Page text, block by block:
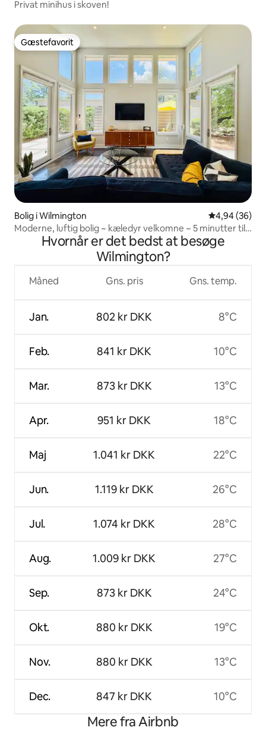
Privat minihus i skoven!
Gæstefavorit
Gæstefavorit
Bolig i Wilmington 4,94 ud af 5 i
4,94 (36)
Moderne, luftig bolig ~ kæledyr velkomne ~ 5 minutter til
stranden!Hvornår er det bedst at besøge
Wilmington?
Måned
Jan.
Feb.
Mar.
Apr.
Maj
Jun.
Jul.
Aug.
Sep.
Okt.
Nov.
Dec.
Gns. pris
802 kr DKK
841 kr DKK
873 kr DKK
951 kr DKK
1.041 kr DKK
1.119 kr DKK
1.074 kr DKK
1.009 kr DKK
873 kr DKK
880 kr DKK
880 kr DKK
847 kr DKK
Gns. temp.
8°C
10°C
13°C
18°C
22°C
26°C
28°C
27°C
24°C
19°C
13°C
10°C
Mere fra Airbnb